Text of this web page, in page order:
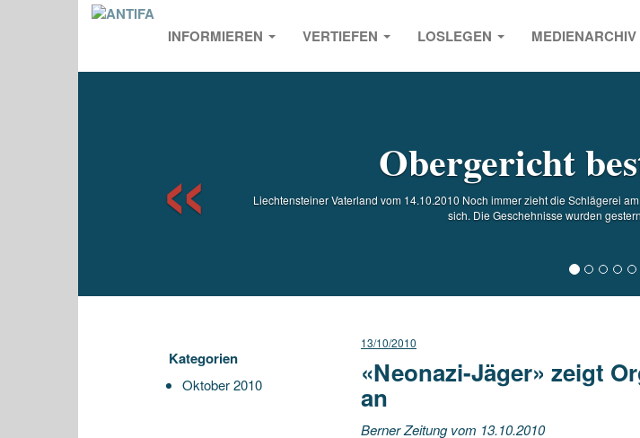
INFORMIEREN VERTIEFEN LOSLEGEN MEDIENARCHIV
Obergericht
Liechtensteiner Vaterland vom 14.10.2010 Noch immer zieht die Schlägerei
sich. Die Geschehnisse wurden
Kategorien
Oktober 2010
13/10/2010
«Neonazi-Jäger» zeigt
an
Berner Zeitung vom 13.10.2010